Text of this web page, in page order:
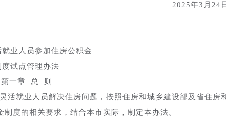
2025年3月24
业人员参加住房公积金
度试点管理办法
第一章 总 则
活就业人员解决住房问题，按照住房和城乡建设部及省住房
度的相关要求，结合本市实际，制定本办法。